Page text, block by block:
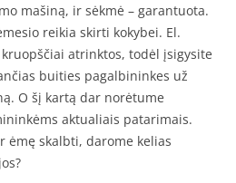
mašiną, ir sėkmė – garantuota.
reikia skirti kokybei. El.
atrinktos, todėl įsigysite
buities pagalbininkes už
O šį kartą dar norėtume
aktualiais patarimais.
ėmę skalbti, darome kelias